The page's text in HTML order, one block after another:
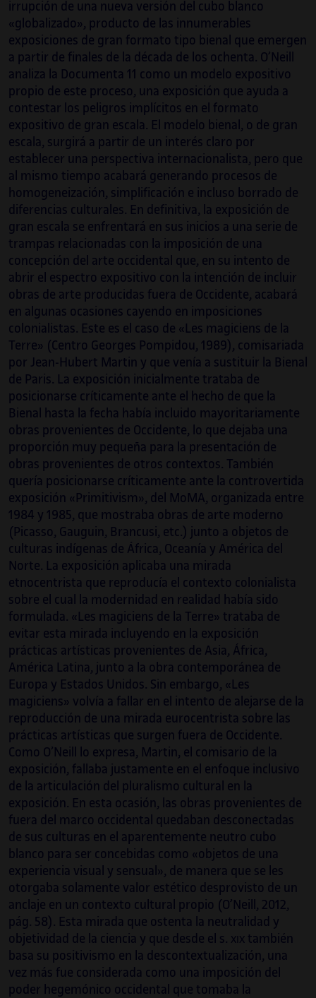
irrupción de una nueva versión del cubo blanco
«globalizado», producto de las innumerables
exposiciones de gran formato tipo bienal que emergen
a partir de finales de la década de los ochenta. O’Neill
analiza la Documenta 11 como un modelo expositivo
propio de este proceso, una exposición que ayuda a
contestar los peligros implícitos en el formato
expositivo de gran escala. El modelo bienal, o de gran
escala, surgirá a partir de un interés claro por
establecer una perspectiva internacionalista, pero que
al mismo tiempo acabará generando procesos de
homogeneización, simplificación e incluso borrado de
diferencias culturales. En definitiva, la exposición de
gran escala se enfrentará en sus inicios a una serie de
trampas relacionadas con la imposición de una
concepción del arte occidental que, en su intento de
abrir el espectro expositivo con la intención de incluir
obras de arte producidas fuera de Occidente, acabará
en algunas ocasiones cayendo en imposiciones
colonialistas. Este es el caso de «Les magiciens de la
Terre» (Centro Georges Pompidou, 1989), comisariada
por Jean-Hubert Martin y que venía a sustituir la Bienal
de Paris. La exposición inicialmente trataba de
posicionarse críticamente ante el hecho de que la
Bienal hasta la fecha había incluido mayoritariamente
obras provenientes de Occidente, lo que dejaba una
proporción muy pequeña para la presentación de
obras provenientes de otros contextos. También
quería posicionarse críticamente ante la controvertida
exposición «Primitivism», del MoMA, organizada entre
1984 y 1985, que mostraba obras de arte moderno
(Picasso, Gauguin, Brancusi, etc.) junto a objetos de
culturas indígenas de África, Oceanía y América del
Norte. La exposición aplicaba una mirada
etnocentrista que reproducía el contexto colonialista
sobre el cual la modernidad en realidad había sido
formulada. «Les magiciens de la Terre» trataba de
evitar esta mirada incluyendo en la exposición
prácticas artísticas provenientes de Asia, África,
América Latina, junto a la obra contemporánea de
Europa y Estados Unidos. Sin embargo, «Les
magiciens» volvía a fallar en el intento de alejarse de la
reproducción de una mirada eurocentrista sobre las
prácticas artísticas que surgen fuera de Occidente.
Como O’Neill lo expresa, Martin, el comisario de la
exposición, fallaba justamente en el enfoque inclusivo
de la articulación del pluralismo cultural en la
exposición. En esta ocasión, las obras provenientes de
fuera del marco occidental quedaban desconectadas
de sus culturas en el aparentemente neutro cubo
blanco para ser concebidas como «objetos de una
experiencia visual y sensual», de manera que se les
otorgaba solamente valor estético desprovisto de un
anclaje en un contexto cultural propio (O’Neill, 2012,
pág. 58). Esta mirada que ostenta la neutralidad y
objetividad de la ciencia y que desde el s. XIX también
basa su positivismo en la descontextualización, una
vez más fue considerada como una imposición del
poder hegemónico occidental que tomaba la